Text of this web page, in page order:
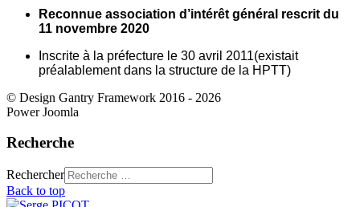
Reconnue association d’intérêt général rescrit du
11 novembre 2020
Inscrite à la préfecture le 30 avril 2011(existait
préalablement dans la structure de la HPTT)
© Design Gantry Framework 2016 - 2026
Power Joomla
Recherche
Rechercher
Back to top